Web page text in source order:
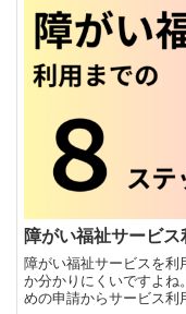
障がい福祉サービ
障がい福祉サービスを利
か分かりにくいですよね
めの申請からサービス利